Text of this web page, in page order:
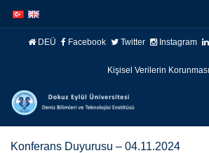
atla
atla
DEÜ Facebook Twitter Instagram
Kişisel Verilerin Korunması
Konferans Duyurusu – 04.11.2024